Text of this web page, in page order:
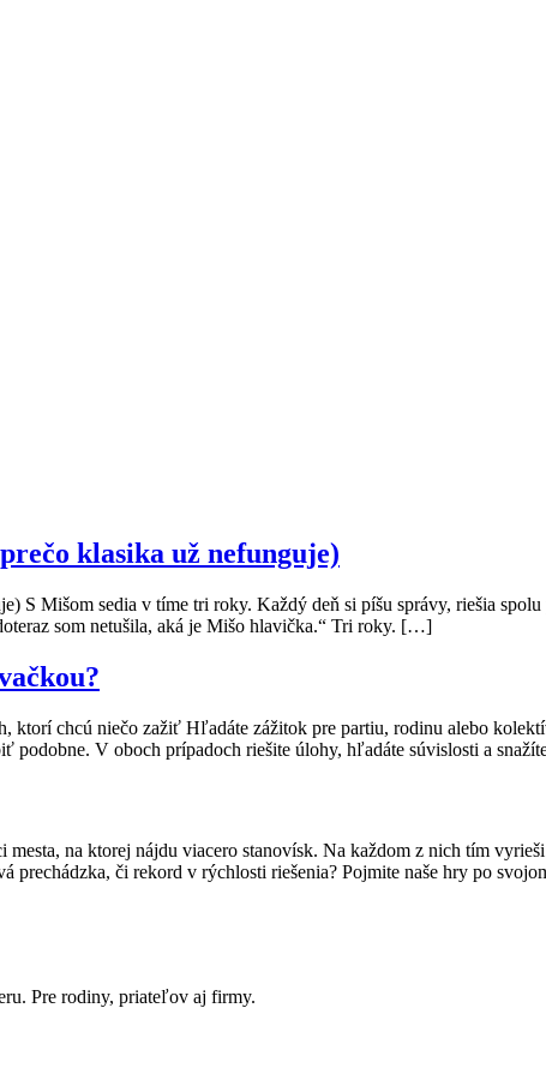
klasika už nefunguje)
S Mišom sedia v tíme tri roky. Každý deň si píšu správy, riešia
som netušila, aká je Mišo hlavička.“ Tri roky. […]
ktorí chcú niečo zažiť Hľadáte zážitok pre partiu, rodinu alebo
podobne. V oboch prípadoch riešite úlohy, hľadáte súvislosti a
na ktorej nájdu viacero stanovísk. Na každom z nich tím
prechádzka, či rekord v rýchlosti riešenia? Pojmite naše hry po
Pre rodiny, priateľov aj firmy.